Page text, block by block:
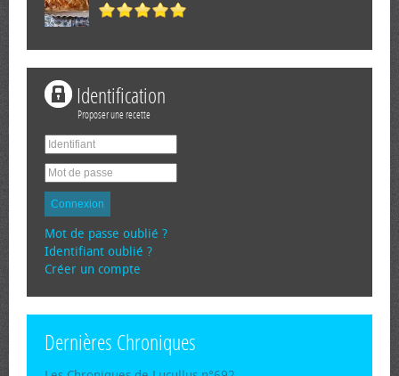
Identification
Proposer une recette
Connexion
Mot de passe oublié ?
Identifiant oublié ?
Créer un compte
Dernières Chroniques